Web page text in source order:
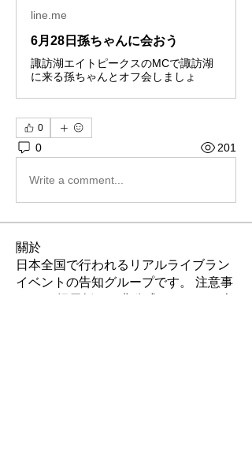
line.me
6月28日孫ちゃんに会おう
諏訪湖エイトピークスのMCで諏訪湖
に来る孫ちゃんとオフ会しましょ
0
0 201
Write a comment...
關於
日本全国で行われるリアルライブラン
イベントの告知グループです。 注意事